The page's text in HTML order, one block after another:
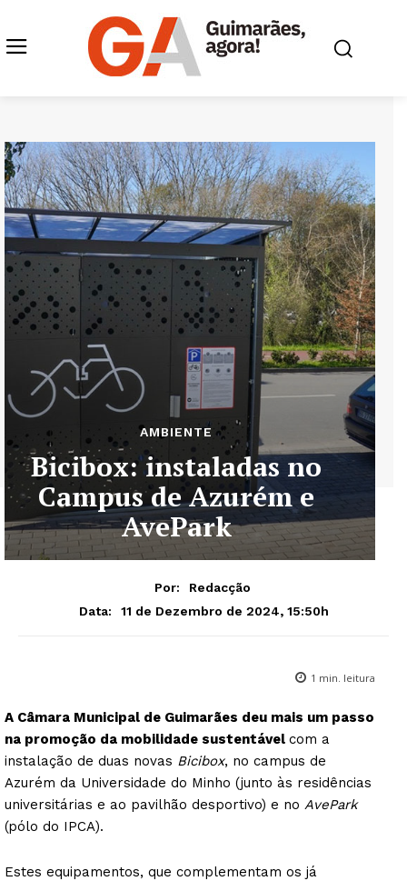
AMBIENTE
Bicibox: instaladas no
Campus de Azurém e
AvePark
Por:
Redacção
Data:
11 de Dezembro de 2024, 15:50h
1 min. leitura
A Câmara Municipal de Guimarães deu mais um passo
na promoção da mobilidade sustentável com a
instalação de duas novas Bicibox, no campus de
Azurém da Universidade do Minho (junto às residências
universitárias e ao pavilhão desportivo) e no AvePark
(pólo do IPCA).
Estes equipamentos, que complementam os já